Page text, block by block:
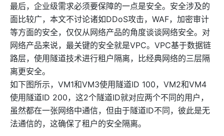
最后，企业级需求必须要保障的一点是安全。安全涉及的
面比较广，本文不讨论诸如DDoS攻击，WAF，加密审计
等方面的安全，仅仅从网络产品的角度谈谈网络安全。对
网络产品来说，最关键的安全就是VPC。VPC基于数据链
路层，使用隧道技术进行租户隔离，比经典网络的三层隔
离更安全。
如下图所示，VM1和VM3使用隧道ID 100，VM2和VM4
使用隧道ID 200，这2个隧道ID就对应两个不同的用户，
虽然都在一张网络中通信，但由于隧道ID不同，彼此是无
法通信的，这确保了租户的安全隔离。